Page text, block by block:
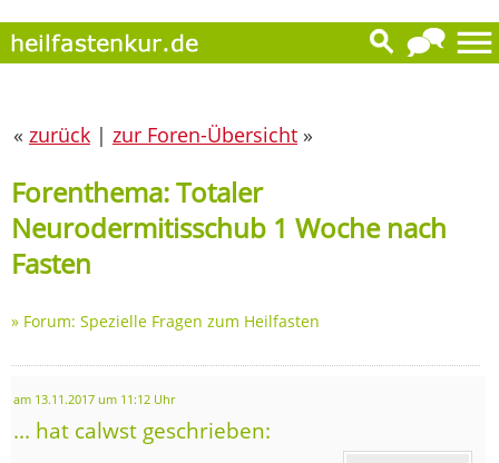
« zurück | zur Foren-Übersicht »
Forenthema: Totaler
Neurodermitisschub 1 Woche nach
Fasten
» Forum: Spezielle Fragen zum Heilfasten
am 13.11.2017 um 11:12 Uhr
... hat calwst geschrieben: